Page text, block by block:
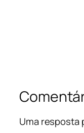
Uma resposta